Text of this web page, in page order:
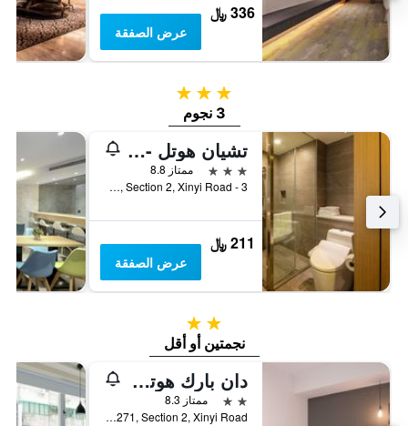
336 ﷼
عرض الصفقة
3 نجوم
3 نجوم
تشيان هوتل - دونجمن
3 نجوم
ممتاز 8.8
3 - 12F, No. 163, Section 2, Xinyi Road, مدينة تايبيه, تايوان
211 ﷼
عرض الصفقة
2 نجمتين
نجمتين أو أقل
دان بارك هوتل - هوستل
2 نجمتين
ممتاز 8.3
8F., No. 271, Section 2, Xinyi Road, مدينة تايبيه, تايوان